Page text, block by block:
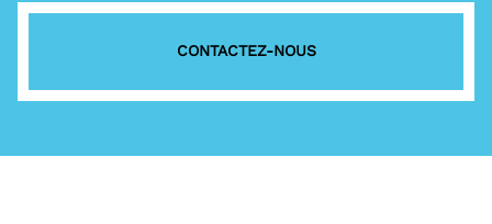
CONTACTEZ-NOUS